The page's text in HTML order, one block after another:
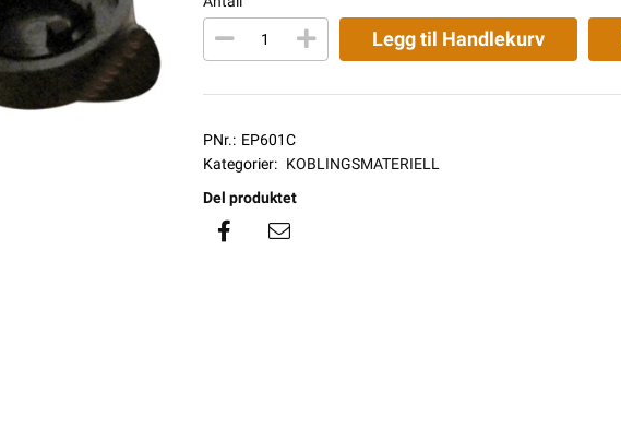
Legg til Handlekurv
PNr.: EP601C
Kategorier: KOBLINGSMATERIELL
Del produktet